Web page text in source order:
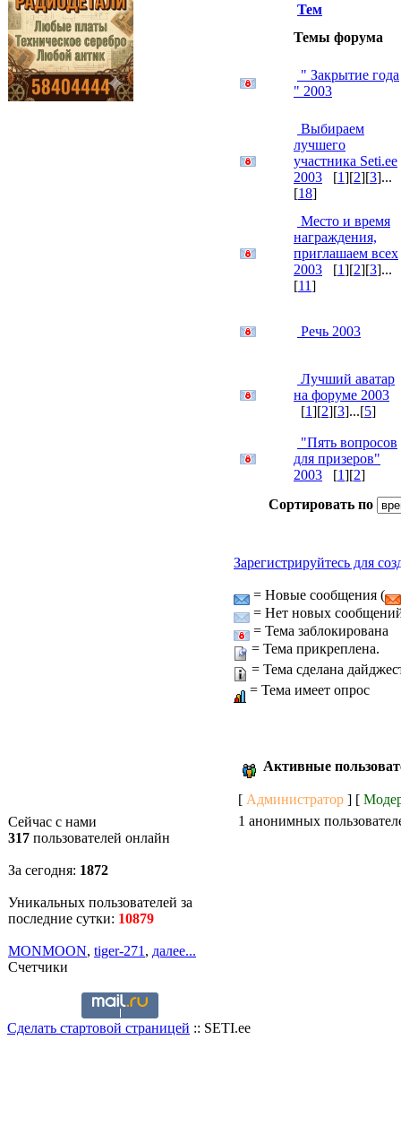
Сейчас с нами
317 пользователей онлайн
За сегодня: 1872
Уникальных пользователей за
последние сутки: 10879
MONMOON, tiger-271 , далее...
Счетчики
Тем
Темы форума
" Закрытие года
" 2003
Выбираем
лучшего
участника Seti.ee
2003 [1][2][3]...
[18]
Место и время
награждения,
приглашаем всех
2003 [1][2][3]...
[11]
Речь 2003
Лучший аватар
на форуме 2003
[1][2][3]...[5]
"Пять вопросов
для призеров"
2003 [1][2]
Сортировать по
Зарегистрируйтесь для
= Новые сообщения (
= Нет новых
= Тема заблокирована
= Тема прикреплена.
= Тема сделана
= Тема имеет опрос
Активные
[ Администратор ] [
1 анонимных
Сделать стартовой страницей :: SETI.ee